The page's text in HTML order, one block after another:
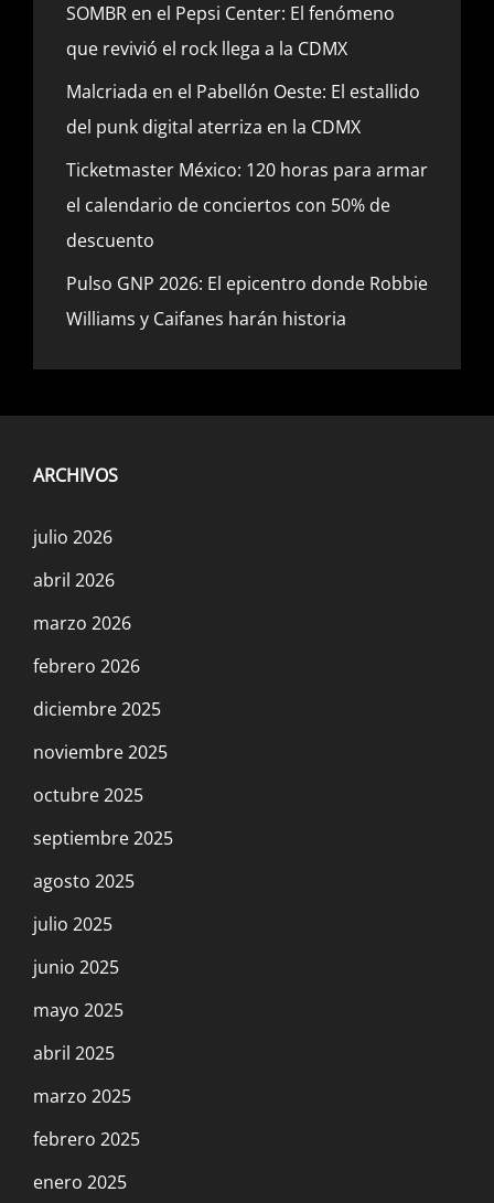
SOMBR en el Pepsi Center: El fenómeno
que revivió el rock llega a la CDMX
Malcriada en el Pabellón Oeste: El estallido
del punk digital aterriza en la CDMX
Ticketmaster México: 120 horas para armar
el calendario de conciertos con 50% de
descuento
Pulso GNP 2026: El epicentro donde Robbie
Williams y Caifanes harán historia
ARCHIVOS
julio 2026
abril 2026
marzo 2026
febrero 2026
diciembre 2025
noviembre 2025
octubre 2025
septiembre 2025
agosto 2025
julio 2025
junio 2025
mayo 2025
abril 2025
marzo 2025
febrero 2025
enero 2025